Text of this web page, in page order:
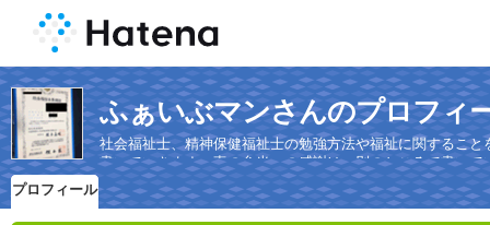
ふぁいぶマンさんのプロフィ
社会福祉士、精神保健福祉士の勉強方法や福祉に関するこ
書いていきます。妻の弁当への感謝は、別のところで書いて
プロフィール